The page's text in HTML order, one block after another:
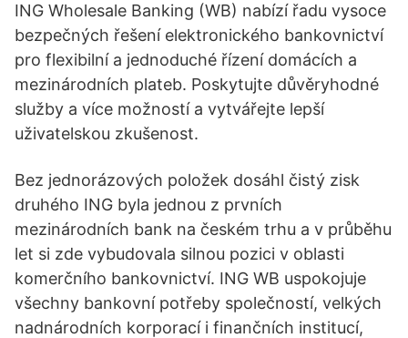
ING Wholesale Banking (WB) nabízí řadu vysoce
bezpečných řešení elektronického bankovnictví
pro flexibilní a jednoduché řízení domácích a
mezinárodních plateb. Poskytujte důvěryhodné
služby a více možností a vytvářejte lepší
uživatelskou zkušenost.
Bez jednorázových položek dosáhl čistý zisk
druhého ING byla jednou z prvních
mezinárodních bank na českém trhu a v průběhu
let si zde vybudovala silnou pozici v oblasti
komerčního bankovnictví. ING WB uspokojuje
všechny bankovní potřeby společností, velkých
nadnárodních korporací i finančních institucí,